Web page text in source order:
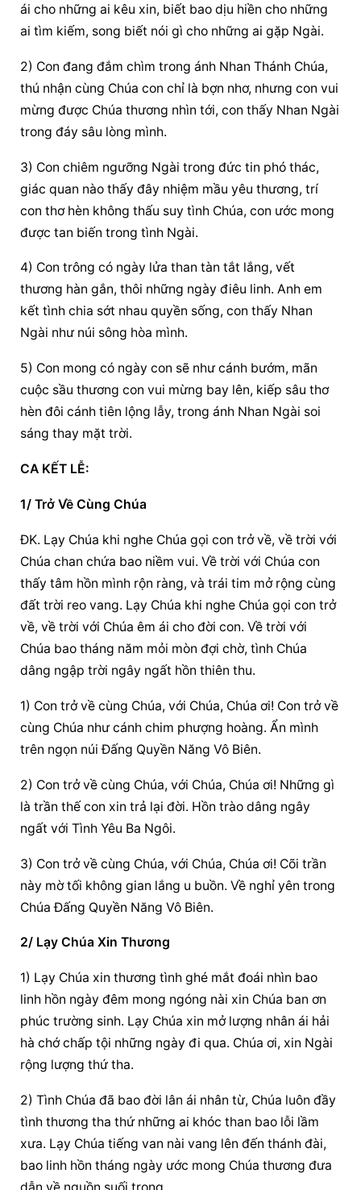
ái cho những ai kêu xin, biết bao dịu hiền cho những
ai tìm kiếm, song biết nói gì cho những ai gặp Ngài.
2) Con đang đắm chìm trong ánh Nhan Thánh Chúa,
thú nhận cùng Chúa con chỉ là bợn nhơ, nhưng con vui
mừng được Chúa thương nhìn tới, con thấy Nhan Ngài
trong đáy sâu lòng mình.
3) Con chiêm ngưỡng Ngài trong đức tin phó thác,
giác quan nào thấy đây nhiệm mầu yêu thương, trí
con thơ hèn không thấu suy tình Chúa, con ước mong
được tan biến trong tình Ngài.
4) Con trông có ngày lửa than tàn tắt lắng, vết
thương hàn gắn, thôi những ngày điêu linh. Anh em
kết tình chia sớt nhau quyền sống, con thấy Nhan
Ngài như núi sông hòa mình.
5) Con mong có ngày con sẽ như cánh bướm, mãn
cuộc sầu thương con vui mừng bay lên, kiếp sâu thơ
hèn đôi cánh tiên lộng lẫy, trong ánh Nhan Ngài soi
sáng thay mặt trời.
CA KẾT LỄ:
1/ Trở Về Cùng Chúa
ĐK. Lạy Chúa khi nghe Chúa gọi con trở về, về trời với
Chúa chan chứa bao niềm vui. Về trời với Chúa con
thấy tâm hồn mình rộn ràng, và trái tim mở rộng cùng
đất trời reo vang. Lạy Chúa khi nghe Chúa gọi con trở
về, về trời với Chúa êm ái cho đời con. Về trời với
Chúa bao tháng năm mỏi mòn đợi chờ, tình Chúa
dâng ngập trời ngây ngất hồn thiên thu.
1) Con trở về cùng Chúa, với Chúa, Chúa ơi! Con trở về
cùng Chúa như cánh chim phượng hoàng. Ẩn mình
trên ngọn núi Đấng Quyền Năng Vô Biên.
2) Con trở về cùng Chúa, với Chúa, Chúa ơi! Những gì
là trần thế con xin trả lại đời. Hồn trào dâng ngây
ngất với Tình Yêu Ba Ngôi.
3) Con trở về cùng Chúa, với Chúa, Chúa ơi! Cõi trần
này mờ tối không gian lắng u buồn. Về nghỉ yên trong
Chúa Đấng Quyền Năng Vô Biên.
2/ Lạy Chúa Xin Thương
1) Lạy Chúa xin thương tình ghé mắt đoái nhìn bao
linh hồn ngày đêm mong ngóng nài xin Chúa ban ơn
phúc trường sinh. Lạy Chúa xin mở lượng nhân ái hải
hà chớ chấp tội những ngày đi qua. Chúa ơi, xin Ngài
rộng lượng thứ tha.
2) Tình Chúa đã bao đời lân ái nhân từ, Chúa luôn đầy
tình thương tha thứ những ai khóc than bao lỗi lầm
xưa. Lạy Chúa tiếng van nài vang lên đến thánh đài,
bao linh hồn tháng ngày ước mong Chúa thương đưa